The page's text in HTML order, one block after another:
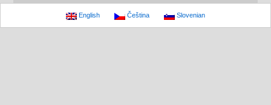
English Čeština Slovenian